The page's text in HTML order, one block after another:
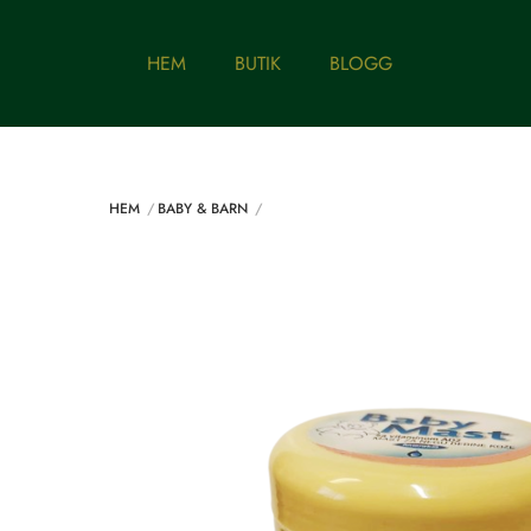
HEM BUTIK BLOGG
HEM BABY & BARN